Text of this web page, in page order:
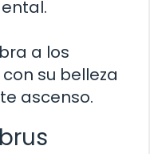
a los
su belleza
ascenso.